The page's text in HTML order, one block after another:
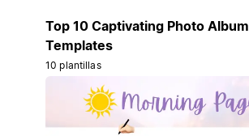
Top 10 Captivating Photo Album
Templates
10 plantillas